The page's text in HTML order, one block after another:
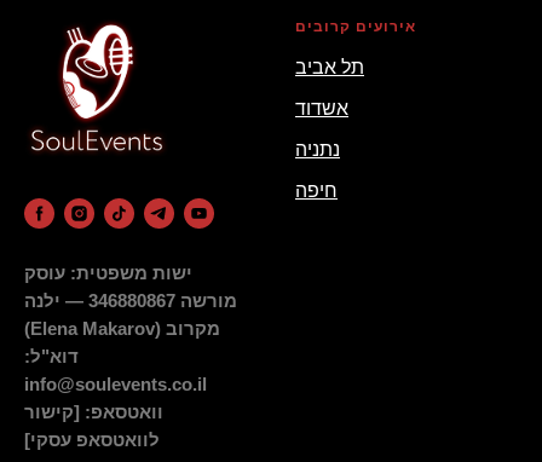
ישות משפטית: עוסק
מורשה 346880867 — ילנה
מקרוב (Elena Makarov)
דוא"ל:
info@soulevents.co.il
וואטסאפ: [קישור
לוואטסאפ עסקי]
אירועים קרובים
תל אביב
אשדוד
נתניה
חיפה